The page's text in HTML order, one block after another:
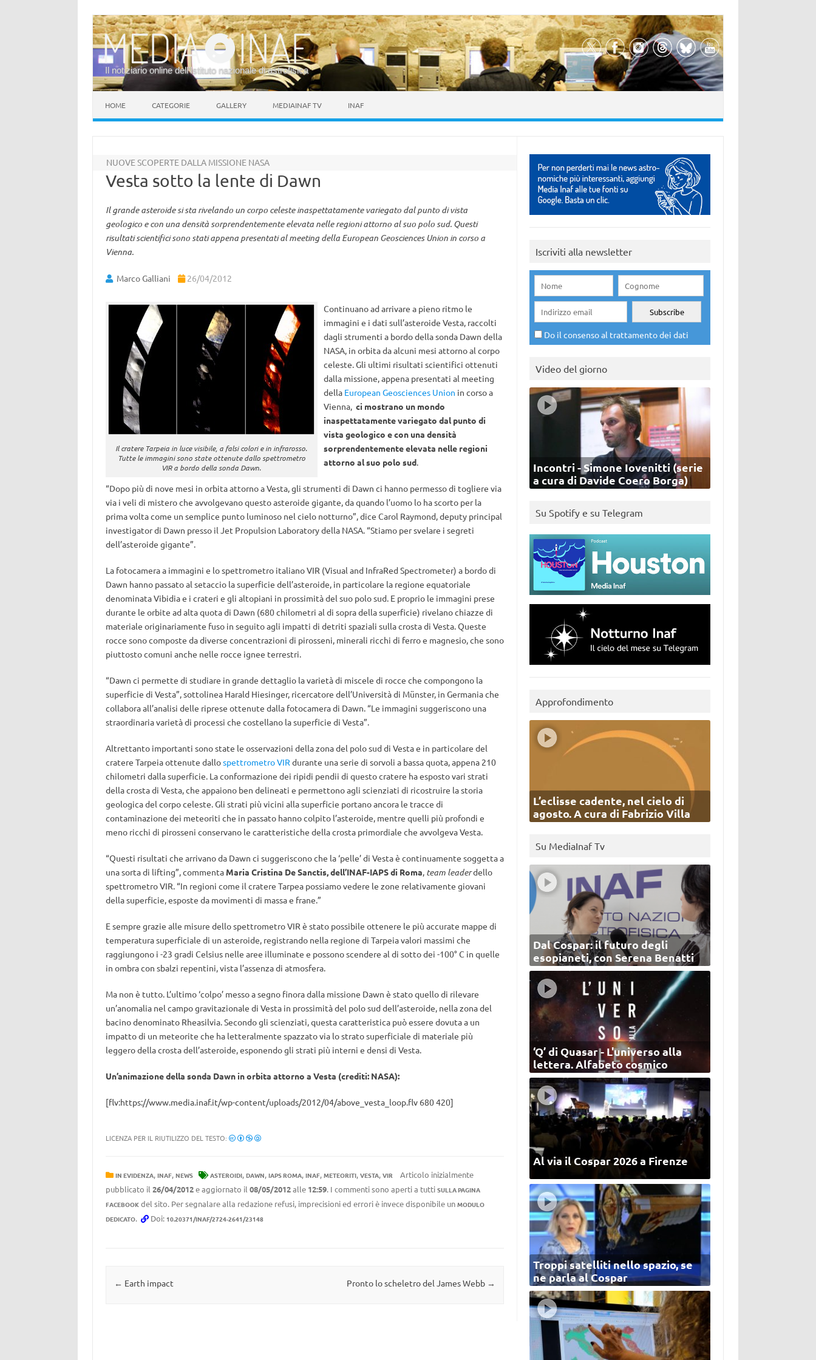
Il notiziario online dell’Istituto nazionale di astrofisica
HOME CATEGORIE GALLERY MEDIAINAF TV INAF
NUOVE SCOPERTE DALLA MISSIONE NASA
Vesta sotto la lente di Dawn
Il grande asteroide si sta rivelando un corpo celeste inaspettatamente variegato dal punto di vista
geologico e con una densità sorprendentemente elevata nelle regioni attorno al suo polo sud. Questi
risultati scientifici sono stati appena presentati al meeting della European Geosciences Union in corso a
Vienna.
Marco Galliani 26/04/2012
Il cratere Tarpeia in luce visibile, a falsi colori e in infrarosso.
Tutte le immagini sono state ottenute dallo spettrometro
VIR a bordo della sonda Dawn.
Continuano ad arrivare a pieno ritmo le
immagini e i dati sull’asteroide Vesta, raccolti
dagli strumenti a bordo della sonda Dawn della
NASA, in orbita da alcuni mesi attorno al corpo
celeste. Gli ultimi risultati scientifici ottenuti
dalla missione, appena presentati al meeting
della European Geosciences Union in corso a
Vienna, ci mostrano un mondo
inaspettatamente variegato dal punto di
vista geologico e con una densità
sorprendentemente elevata nelle regioni
attorno al suo polo sud.
“Dopo più di nove mesi in orbita attorno a Vesta, gli strumenti di Dawn ci hanno permesso di togliere via
via i veli di mistero che avvolgevano questo asteroide gigante, da quando l’uomo lo ha scorto per la
prima volta come un semplice punto luminoso nel cielo notturno”, dice Carol Raymond, deputy principal
investigator di Dawn presso il Jet Propulsion Laboratory della NASA. “Stiamo per svelare i segreti
dell’asteroide gigante”.
La fotocamera a immagini e lo spettrometro italiano VIR (Visual and InfraRed Spectrometer) a bordo di
Dawn hanno passato al setaccio la superficie dell’asteroide, in particolare la regione equatoriale
denominata Vibidia e i crateri e gli altopiani in prossimità del suo polo sud. E proprio le immagini prese
durante le orbite ad alta quota di Dawn (680 chilometri al di sopra della superficie) rivelano chiazze di
materiale originariamente fuso in seguito agli impatti di detriti spaziali sulla crosta di Vesta. Queste
rocce sono composte da diverse concentrazioni di pirosseni, minerali ricchi di ferro e magnesio, che sono
piuttosto comuni anche nelle rocce ignee terrestri.
“Dawn ci permette di studiare in grande dettaglio la varietà di miscele di rocce che compongono la
superficie di Vesta”, sottolinea Harald Hiesinger, ricercatore dell’Università di Münster, in Germania che
collabora all’analisi delle riprese ottenute dalla fotocamera di Dawn. “Le immagini suggeriscono una
straordinaria varietà di processi che costellano la superficie di Vesta”.
Altrettanto importanti sono state le osservazioni della zona del polo sud di Vesta e in particolare del
cratere Tarpeia ottenute dallospettrometro VIR durante una serie di sorvoli a bassa quota, appena 210
chilometri dalla superficie. La conformazione dei ripidi pendii di questo cratere ha esposto vari strati
della crosta di Vesta, che appaiono ben delineati e permettono agli scienziati di ricostruire la storia
geologica del corpo celeste. Gli strati più vicini alla superficie portano ancora le tracce di
contaminazione dei meteoriti che in passato hanno colpito l’asteroide, mentre quelli più profondi e
meno ricchi di pirosseni conservano le caratteristiche della crosta primordiale che avvolgeva Vesta.
“Questi risultati che arrivano da Dawn ci suggeriscono che la ‘pelle’ di Vesta è continuamente soggetta a
una sorta di lifting”, commenta Maria Cristina De Sanctis, dell’INAF-IAPS di Roma, team leaderdello
spettrometro VIR. “In regioni come il cratere Tarpea possiamo vedere le zone relativamente giovani
della superficie, esposte da movimenti di massa e frane.”
E sempre grazie alle misure dello spettrometro VIR è stato possibile ottenere le più accurate mappe di
temperatura superficiale di un asteroide, registrando nella regione di Tarpeia valori massimi che
raggiungono i -23 gradi Celsius nelle aree illuminate e possono scendere al di sotto dei -100° C in quelle
in ombra con sbalzi repentini, vista l’assenza di atmosfera.
Ma non è tutto. L’ultimo ‘colpo’ messo a segno finora dalla missione Dawn è stato quello di rilevare
un’anomalia nel campo gravitazionale di Vesta in prossimità del polo sud dell’asteroide, nella zona del
bacino denominato Rheasilvia. Secondo gli scienziati, questa caratteristica può essere dovuta a un
impatto di un meteorite che ha letteralmente spazzato via lo strato superficiale di materiale più
leggero della crosta dell’asteroide, esponendo gli strati più interni e densi di Vesta.
Un’animazione della sonda Dawn in orbita attorno a Vesta (crediti: NASA):
[flv:https://www.media.inaf.it/wp-content/uploads/2012/04/above_vesta_loop.flv 680 420]
LICENZA PER IL RIUTILIZZO DEL TESTO:
IN EVIDENZA, INAF, NEWS ASTEROIDI, DAWN, IAPS ROMA, INAF, METEORITI, VESTA, VIR
Articolo inizialmente
pubblicato il 26/04/2012e aggiornato il 08/05/2012alle 12:59. I commenti sono aperti a tutti SULLA PAGINA
FACEBOOKdel sito. Per segnalare alla redazione refusi, imprecisioni ed errori è invece disponibile un MODULO
DEDICATO. Doi: 10.20371/INAF/2724-2641/23148
Navigazione articolo
← Earth impact Pronto lo scheletro del James Webb →
Iscriviti alla newsletter
Do il consenso al trattamento dei dati
Video del giorno
Incontri - Simone Iovenitti (serie
a cura di Davide Coero Borga)
Su Spotify e su Telegram
Approfondimento
L’eclisse cadente, nel cielo di
agosto. A cura di Fabrizio Villa
Su MediaInaf Tv
Dal Cospar: il futuro degli
esopianeti, con Serena Benatti
‘Q’ di Quasar - L'universo alla
lettera. Alfabeto cosmico
Al via il Cospar 2026 a Firenze
Troppi satelliti nello spazio, se
ne parla al Cospar